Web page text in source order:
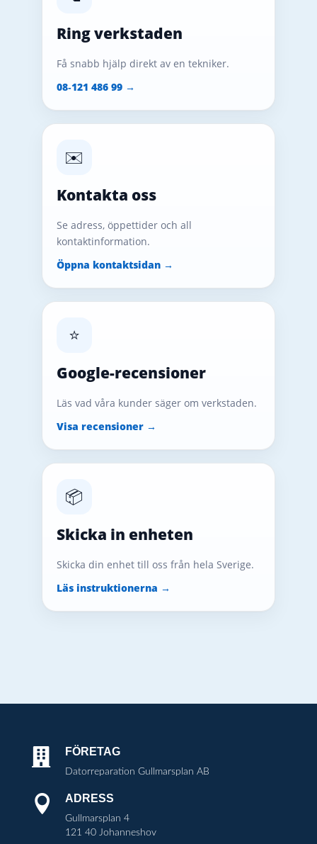
Ring verkstaden
Få snabb hjälp direkt av en tekniker.
08‑121 486 99 →
✉️
Kontakta oss
Se adress, öppettider och all
kontaktinformation.
Öppna kontaktsidan →
⭐
Google-recensioner
Läs vad våra kunder säger om verkstaden.
Visa recensioner →
📦
Skicka in enheten
Skicka din enhet till oss från hela Sverige.
Läs instruktionerna →
 FÖRETAG
Datorreparation Gullmarsplan AB
 ADRESS
Gullmarsplan 4
121 40 Johanneshov